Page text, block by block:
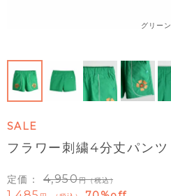
グリーン
SALE
フラワー刺繍4分丈パンツ
定価： 4,950 （税込）